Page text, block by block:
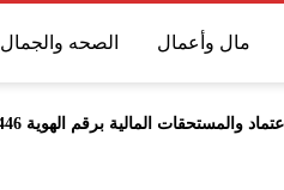
مال وأعمال الصحه والجمال
المالية برقم الهوية 1446 ورابط التسجيل